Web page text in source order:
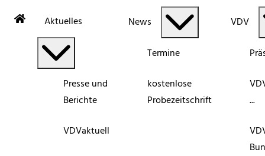
Aktuelles
Presse und
Berichte
VDVaktuell
News
Termine
kostenlose
Probezeitschrift
VDV
...